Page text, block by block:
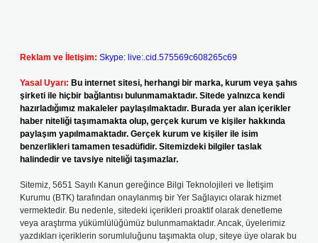
Reklam ve İletişim: Skype: live:.cid.575569c608265c69
Yasal Uyarı: Bu internet sitesi, herhangi bir marka, kurum veya şahıs
şirketi ile hiçbir bağlantısı bulunmamaktadır. Sitede yalnızca kendi
hazırladığımız makaleler paylaşılmaktadır. Burada yer alan içerikler
haber niteliği taşımamakta olup, gerçek kurum ve kişiler hakkında
paylaşım yapılmamaktadır. Gerçek kurum ve kişiler ile isim
benzerlikleri tamamen tesadüfidir. Sitemizdeki bilgiler taslak
halindedir ve tavsiye niteliği taşımazlar.
Sitemiz, 5651 Sayılı Kanun gereğince Bilgi Teknolojileri ve İletişim
Kurumu (BTK) tarafından onaylanmış bir Yer Sağlayıcı olarak hizmet
vermektedir. Bu nedenle, sitedeki içerikleri proaktif olarak denetleme
veya araştırma yükümlülüğümüz bulunmamaktadır. Ancak, üyelerimiz
yazdıkları içeriklerin sorumluluğunu taşımakta olup, siteye üye olarak bu